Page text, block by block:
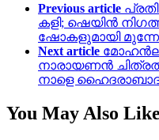
Previous article
കളി; ഷെയിൻ
ഷോകളുമായി
Next article
നാരായണൻ
നാളെ
You May Also Like